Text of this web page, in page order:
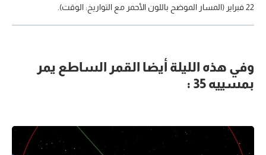
22 فبراير (المسار الموضح باللون الأحمر مع التواريخ: الوقت).
وفي هذه الليلة أيضا القمر الساطع يمر
بمسييه 35 :